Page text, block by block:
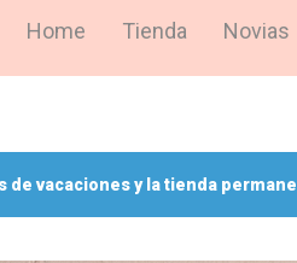
Home Tienda Novias
de vacaciones y la tienda